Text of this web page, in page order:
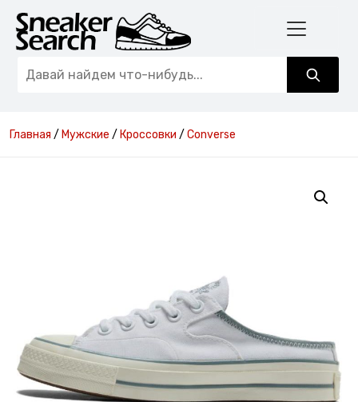
Главная / Мужские / Кроссовки / Converse